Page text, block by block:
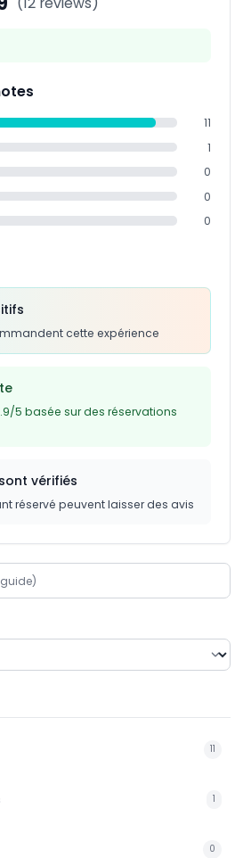
11
1
0
0
0
cette expérience
5 basée sur des réservations
vérifiés
réservé peuvent laisser des avis
11
1
0